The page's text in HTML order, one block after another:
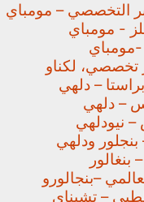
التخصصي – مومباي
- مومباي
مومباي
تخصصي، لكناو
– دلهي
– دلهي
نيودلهي
ودلهي
–بنجالورو
– تشيناي